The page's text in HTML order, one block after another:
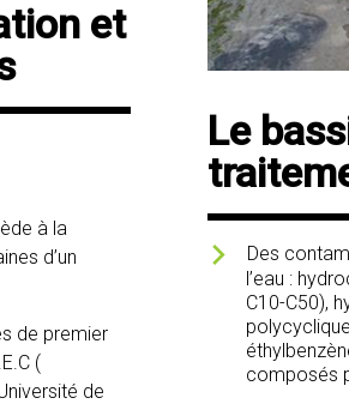
et
à la
d’un
de premier
(
de
Le
Des
l’eau :
C10-C50),
composés